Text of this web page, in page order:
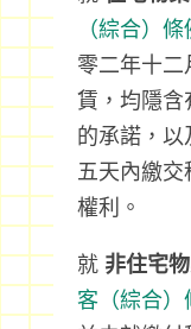
（綜合）條
零二年十二
賃，均隱含
的承諾，
五天內繳交
權利。
就 非住宅
客（綜合）